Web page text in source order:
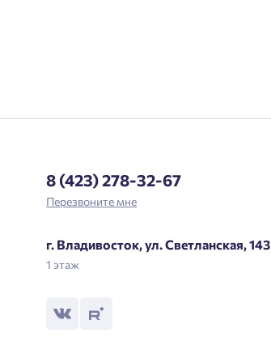
8 (423) 278-32-67
Перезвоните мне
г. Владивосток, ул. Светланская, 143
1 этаж